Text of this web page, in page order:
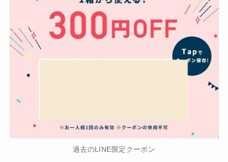
過去のLINE限定クーポン